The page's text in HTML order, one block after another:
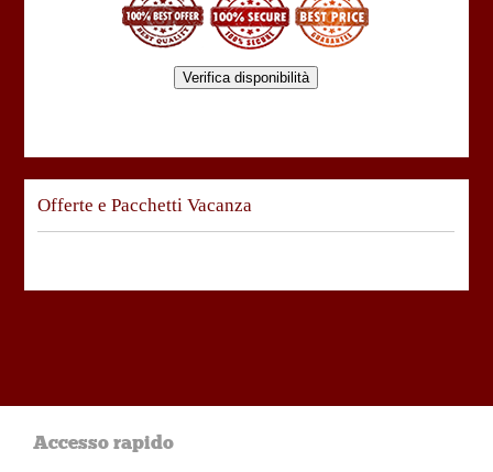
Verifica disponibilità
Offerte e Pacchetti Vacanza
Accesso rapido